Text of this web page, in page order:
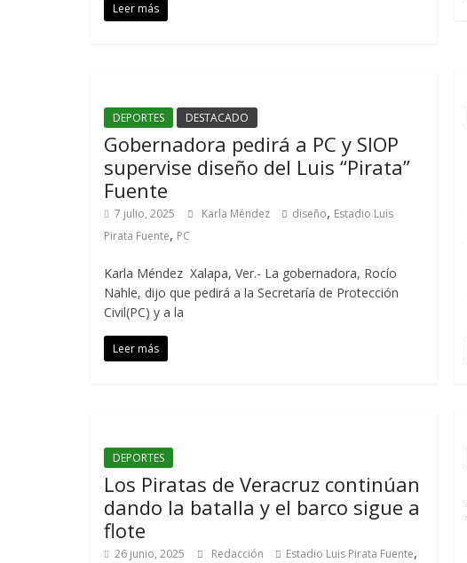
Leer más
DEPORTES DESTACADO
Gobernadora pedirá a PC y SIOP
supervise diseño del Luis “Pirata”
Fuente
7 julio, 2025 Karla Méndez diseño, Estadio Luis
Pirata Fuente, PC
Karla Méndez Xalapa, Ver.- La gobernadora, Rocío
Nahle, dijo que pedirá a la Secretaría de Protección
Civil(PC) y a la
Leer más
DEPORTES
Los Piratas de Veracruz continúan
dando la batalla y el barco sigue a
flote
26 junio, 2025 Redacción Estadio Luis Pirata Fuente,